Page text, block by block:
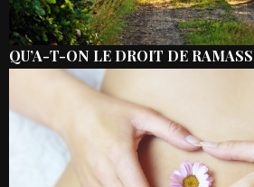
QU’A-T-ON LE DROIT DE